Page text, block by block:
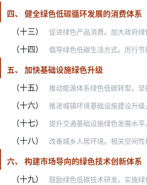
四、 健全绿色低碳循环发展的消费体系
（十三）
促进绿色产品消费。加大政府绿色采购力度，扩大绿色产品采购范围，逐步将绿色采购制度扩展至国有企业。加强
（十四） 倡导绿色低碳生活方式。厉行节约，坚决制止餐饮浪费行为。因地制宜推进生活垃圾分类和减量化、资源化，开展
五、 加快基础设施绿色升级
（十五）
推动能源体系绿色低碳转型。坚持节能优先，完善能源消费总量和强度双控制度。提升可再生能源利用比例，大力
（十六） 推进城镇环境基础设施建设升级。推进城镇污水管网全覆盖。推动城镇生活污水收集处理设施“厂网一体化”，加快
（十七） 提升交通基础设施绿色发展水平。将生态环保理念贯穿交通基础设施规划、建设、运营和维护全过程，集约利用土
（十八） 改善城乡人居环境。相关空间性规划要贯彻绿色发展理念，统筹城市发展和安全，优化空间布局，合理确定开发强
六、 构建市场导向的绿色技术创新体系
（十九）
鼓励绿色低碳技术研发。实施绿色技术创新攻关行动，围绕节能环保、清洁生产、清洁能源等领域布局一批前瞻性